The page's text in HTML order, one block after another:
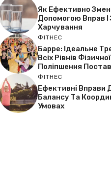
Як Ефективно
Допомогою Вправ І
Харчування
ФІТНЕС
Барре: Ідеальне
Всіх Рівнів
Поліпшення
ФІТНЕС
Ефективні Вправи
Балансу Та
Умовах